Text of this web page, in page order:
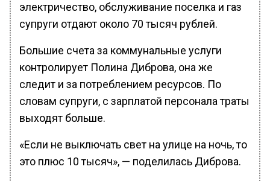
электричество, обслуживание поселка и газ
супруги отдают около 70 тысяч рублей.
Большие счета за коммунальные услуги
контролирует Полина Диброва, она же
следит и за потреблением ресурсов. По
словам супруги, с зарплатой персонала траты
выходят больше.
«Если не выключать свет на улице на ночь, то
это плюс 10 тысяч», — поделилась Диброва.